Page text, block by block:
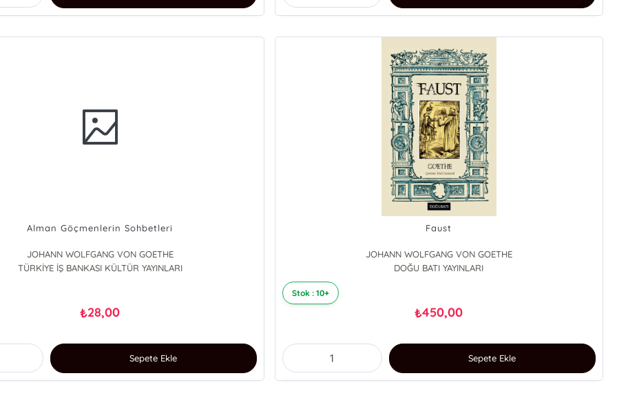
Alman Göçmenlerin Sohbetleri
JOHANN WOLFGANG VON GOETHE
TÜRKİYE İŞ BANKASI KÜLTÜR YAYINLARI
₺28,00
Sepete Ekle
Faust
JOHANN WOLFGANG VON GOETHE
DOĞU BATI YAYINLARI
Stok : 10+
₺450,00
Sepete Ekle